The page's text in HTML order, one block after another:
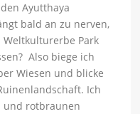
Ayutthaya
bald an zu nerven,
Weltkulturerbe Park
Also biege ich
Wiesen und blicke
Ich
und rotbraunen